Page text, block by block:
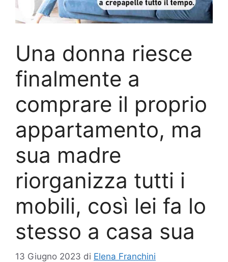
Una donna riesce
finalmente a
comprare il proprio
appartamento, ma
sua madre
riorganizza tutti i
mobili, così lei fa lo
stesso a casa sua
13 Giugno 2023 di Elena Franchini